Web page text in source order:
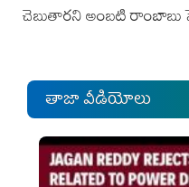
చెబుతారని అంబటి రాంబాబు
తాజా వీడియోలు